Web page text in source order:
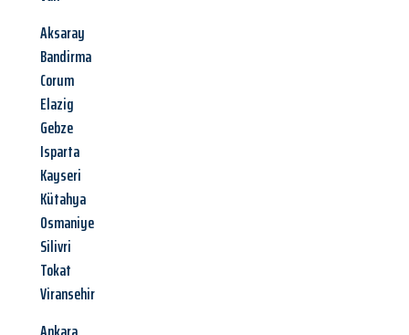
Aksaray
Bandirma
Corum
Elazig
Gebze
Isparta
Kayseri
Kütahya
Osmaniye
Silivri
Tokat
Viransehir